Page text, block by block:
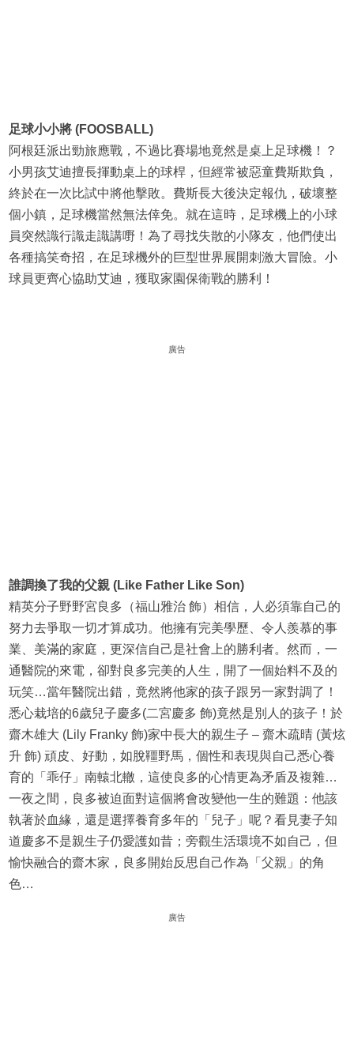
足球小小將 (FOOSBALL)
阿根廷派出勁旅應戰，不過比賽場地竟然是桌上足球機！？
小男孩艾迪擅長揮動桌上的球桿，但經常被惡童費斯欺負，
終於在一次比試中將他擊敗。費斯長大後決定報仇，破壞整
個小鎮，足球機當然無法倖免。就在這時，足球機上的小球
員突然識行識走識講嘢！為了尋找失散的小隊友，他們使出
各種搞笑奇招，在足球機外的巨型世界展開刺激大冒險。小
球員更齊心協助艾迪，獲取家園保衛戰的勝利！
廣告
誰調換了我的父親 (Like Father Like Son)
精英分子野野宮良多（福山雅治 飾）相信，人必須靠自己的
努力去爭取一切才算成功。他擁有完美學歷、令人羨慕的事
業、美滿的家庭，更深信自己是社會上的勝利者。然而，一
通醫院的來電，卻對良多完美的人生，開了一個始料不及的
玩笑…當年醫院出錯，竟然將他家的孩子跟另一家對調了！
悉心栽培的6歲兒子慶多(二宮慶多 飾)竟然是別人的孩子！於
齋木雄大 (Lily Franky 飾)家中長大的親生子 – 齋木疏晴 (黃炫
升 飾) 頑皮、好動，如脫韁野馬，個性和表現與自己悉心養
育的「乖仔」南轅北轍，這使良多的心情更為矛盾及複雜…
一夜之間，良多被迫面對這個將會改變他一生的難題：他該
執著於血緣，還是選擇養育多年的「兒子」呢？看見妻子知
道慶多不是親生子仍愛護如昔；旁觀生活環境不如自己，但
愉快融合的齋木家，良多開始反思自己作為「父親」的角
色…
廣告